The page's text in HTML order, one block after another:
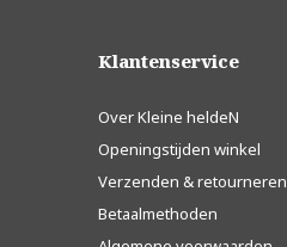
Klantenservice
Over Kleine heldeN
Openingstijden winkel
Verzenden & retourneren
Betaalmethoden